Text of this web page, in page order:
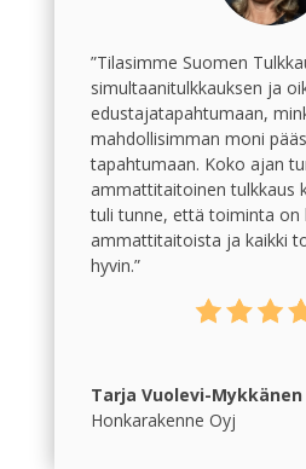
”Tilasimme Suomen
simultaanitulkkauksen ja
edustajatapahtumaan,
mahdollisimman moni
tapahtumaan. Koko ajan
ammattitaitoinen tulkkaus
tuli tunne, että toiminta on
ammattitaitoista ja kaikki
hyvin.”
Tarja Vuolevi-Mykkänen
Honkarakenne Oyj